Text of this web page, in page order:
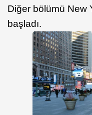
Diğer bölümü New
başladı.